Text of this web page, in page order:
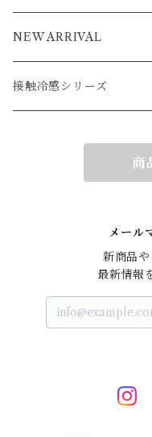
ブルゾン
アウター
ベスト
NEW ARRIVAL
接触冷感シリーズ
商
メール
新商品
最新情報